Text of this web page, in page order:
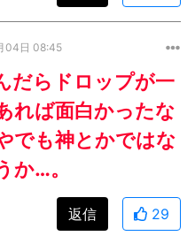
04日 08:45
だらドロップが一
れば面白かったな
でも神とかではな
か…。
返信 29